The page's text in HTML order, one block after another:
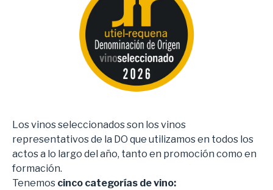
Los vinos seleccionados son los vinos
representativos de la DO que utilizamos en todos los
actos a lo largo del año, tanto en promoción como en
formación.
Tenemos cinco categorías de vino: